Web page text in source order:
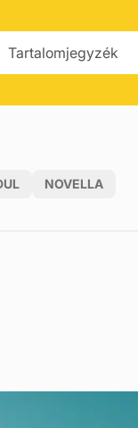
NOVELLA